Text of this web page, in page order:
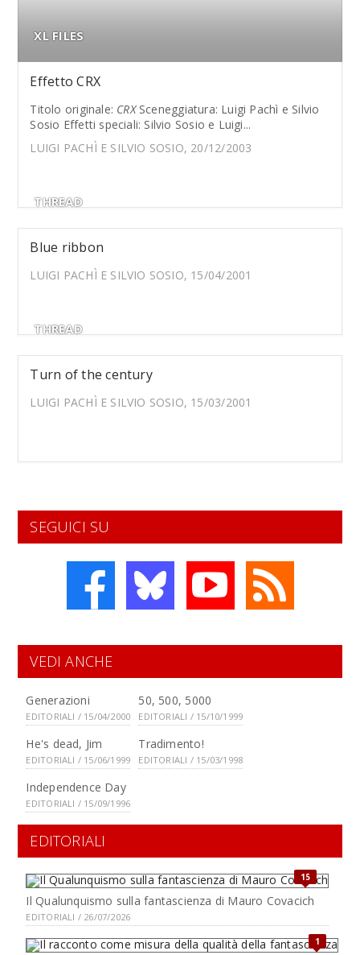
XL FILES
Effetto CRX
Titolo originale: CRXSceneggiatura: Luigi Pachì e Silvio
Sosio Effetti speciali: Silvio Sosio e Luigi...
LUIGI PACHÌ E SILVIO SOSIO, 20/12/2003
THREAD
Blue ribbon
LUIGI PACHÌ E SILVIO SOSIO, 15/04/2001
THREAD
Turn of the century
LUIGI PACHÌ E SILVIO SOSIO, 15/03/2001
SEGUICI SU
VEDI ANCHE
Generazioni
EDITORIALI / 15/04/2000
50, 500, 5000
EDITORIALI / 15/10/1999
He's dead, Jim
EDITORIALI / 15/06/1999
Tradimento!
EDITORIALI / 15/03/1998
Independence Day
EDITORIALI / 15/09/1996
EDITORIALI
15
Il Qualunquismo sulla fantascienza di Mauro Covacich
EDITORIALI / 26/07/2026
1